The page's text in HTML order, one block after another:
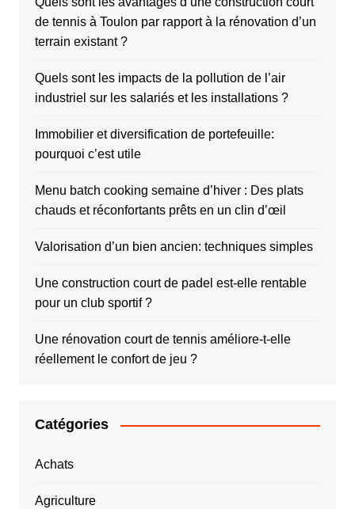
de tennis à Toulon par rapport à la rénovation d’un
terrain existant ?
Quels sont les impacts de la pollution de l’air
industriel sur les salariés et les installations ?
Immobilier et diversification de portefeuille:
pourquoi c’est utile
Menu batch cooking semaine d’hiver : Des plats
chauds et réconfortants prêts en un clin d’œil
Valorisation d’un bien ancien: techniques simples
Une construction court de padel est-elle rentable
pour un club sportif ?
Une rénovation court de tennis améliore-t-elle
réellement le confort de jeu ?
Catégories
Achats
Agriculture